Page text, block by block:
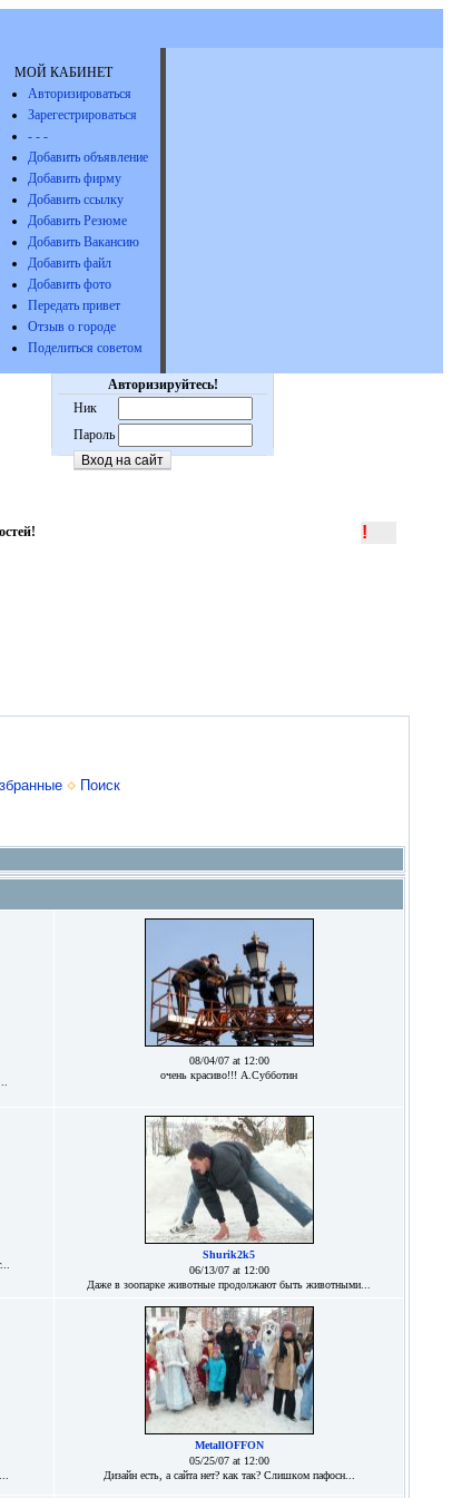
МОЙ КАБИНЕТ
Авторизироваться
Зарегестрироваться
- - -
Добавить объявление
Добавить фирму
Добавить ссылку
Добавить Резюме
Добавить Вакансию
Добавить файл
Добавить фото
Передать привет
Отзыв о городе
Поделиться советом
Авторизируйтесь!
Ник
Пароль
!
Поиск
08/04/07 at 12:00
очень красиво!!! А.Субботин
Shurik2k5
06/13/07 at 12:00
Даже в зоопарке животные продолжают быть животными...
MetallOFFON
05/25/07 at 12:00
Дизайн есть, а сайта нет? как так? Слишком пафосн...